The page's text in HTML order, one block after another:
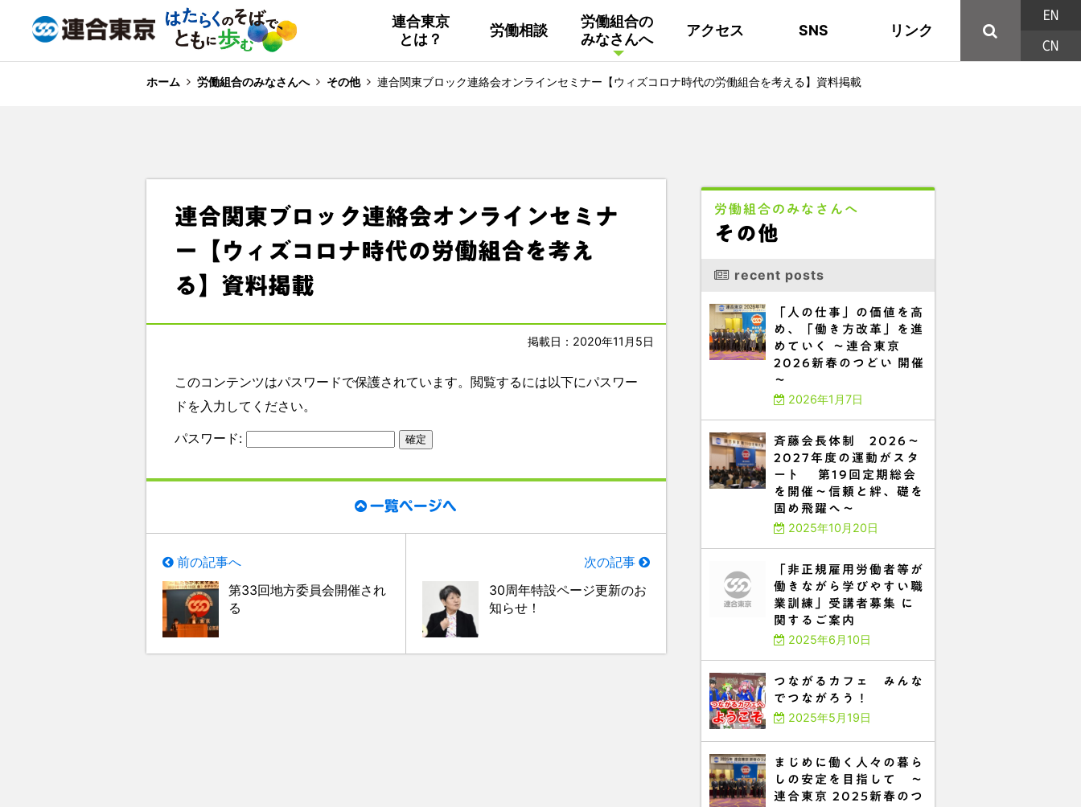
連合東京
とは？
組織概要 44の構成組織 主な取り組み
労働相談
労働組合の
みなさんへ
活動 地域活動 資料
東京NET ログイン
アクセス
連合東京 東部ブロック地協 西北ブロック
SNS
Facebook YouTube X/Twitter
リンク
EN
CN
ホーム 労働組合のみなさんへ その他 連合関東ブロック連絡会オンラインセミナー【ウィズコロナ時代の労働組合を考える】資料掲載
連合関東ブロック連絡会オンラインセミナ
ー【ウィズコロナ時代の労働組合を考え
る】資料掲載
掲載日：2020年11月5日
このコンテンツはパスワードで保護されています。閲覧するには以下にパスワー
ドを入力してください。
パスワード:
一覧ページへ
前の記事へ
第33回地方委員会開催され
る
次の記事
30周年特設ページ更新のお
知らせ！
労働組合のみなさんへ
その他
recent posts
「人の仕事」の価値を高
め、「働き方改革」を進
めていく ～連合東京
2026新春のつどい 開催
～
2026年1月7日
斉藤会長体制 2026～
2027年度の運動がスタ
ート 第19回定期総会
を開催～信頼と絆、礎を
固め飛躍へ～
2025年10月20日
「非正規雇用労働者等が
働きながら学びやすい職
業訓練」受講者募集 に
関するご案内
2025年6月10日
つながるカフェ みんな
でつながろう！
2025年5月19日
まじめに働く人々の暮ら
しの安定を目指して ～
連合東京 2025新春のつ